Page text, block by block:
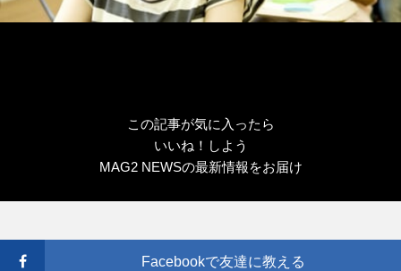
この記事が気に入ったら
いいね！しよう
MAG2 NEWSの最新情報をお届け
Facebookで友達に教える